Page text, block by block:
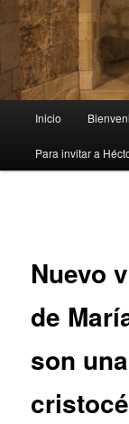
Inicio
Para invitar a
Nuevo
de
son